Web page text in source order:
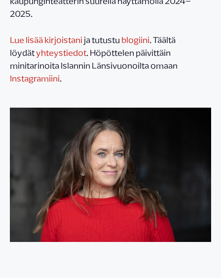
2025.
Lue lisää kirjoistanija tutustublogiini. Täältä
löydätyhteystiedot. Höpöttelen päivittäin
minitarinoita Islannin Länsivuonoilta omaan
Instagramiini.